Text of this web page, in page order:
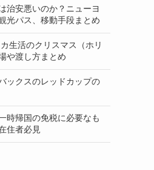
治安悪いのか？ニューヨ
光パス、移動手段まとめ
生活のクリスマス（ホリ
や渡し方まとめ
ックスのレッドカップの
時帰国の免税に必要なも
住者必見